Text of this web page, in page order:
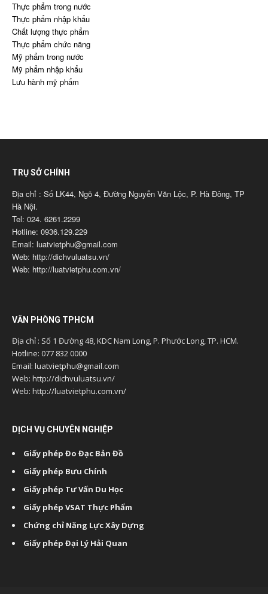
Thực phẩm trong nước
Thực phẩm nhập khẩu
Chất lượng thực phẩm
Thực phẩm chức năng
Mỹ phẩm trong nước
Mỹ phẩm nhập khẩu
Lưu hành mỹ phẩm
TRỤ SỞ CHÍNH
Địa chỉ : Số LK44, Ngõ 4, Đường Nguyễn Văn Lộc, P. Hà Đông, TP
Hà Nội.
Tel: 024. 6261.2299
Hotline: 0936.129.229
Email: luatvietphu@gmail.com
Web: http://dichvuluatsu.vn/
Web: http://luatvietphu.com.vn/
VĂN PHÒNG TPHCM
Địa chỉ : Số 1 Đường 48, KDC Nam Long, P. Phước Long, TP. HCM.
Hotline: 077 832 0000
Email: luatvietphu@gmail.com
Web: http://dichvuluatsu.vn/
Web: http://luatvietphu.com.vn/
DỊCH VỤ CHUYÊN NGHIỆP
Giấy phép Đo Đạc Bản Đồ
Giấy phép Bưu Chính
Giấy phép Tư Vấn Du Học
Giấy phép VSAT Thực Phẩm
Chứng chỉ Năng Lực Xây Dựng
Giấy phép Đại Lý Hải Quan